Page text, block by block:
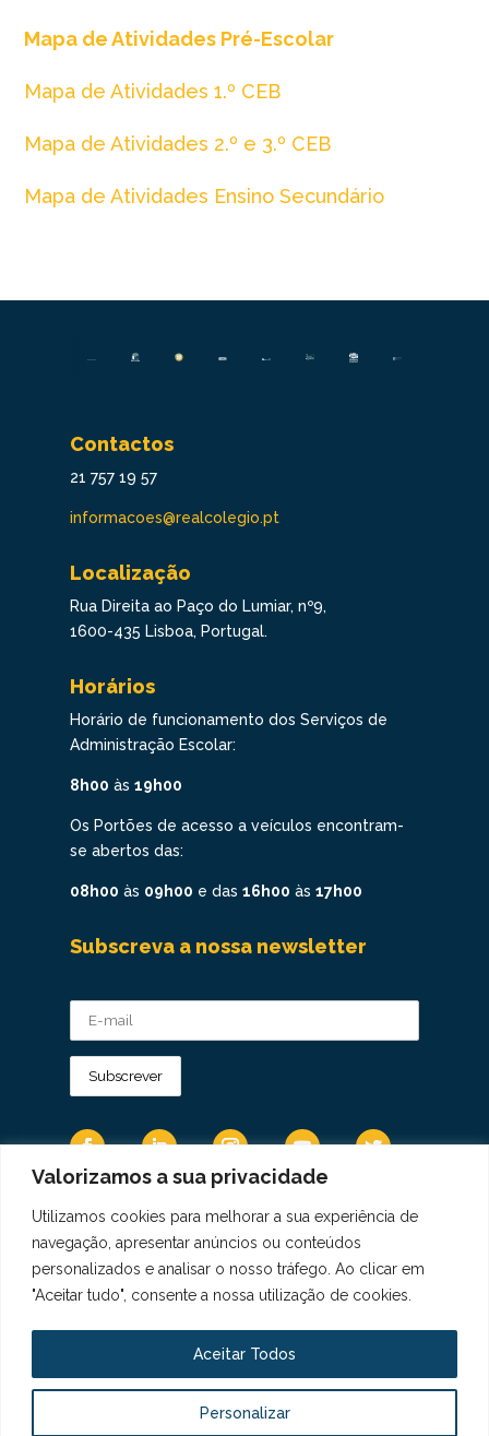
Valorizamos a sua privacidade
Utilizamos cookies para melhorar a sua experiência de
navegação, apresentar anúncios ou conteúdos
personalizados e analisar o nosso tráfego. Ao clicar em
"Aceitar tudo", consente a nossa utilização de cookies.
Personalizar
Aceitar Todos
Mapa de Atividades Pré-Escolar
Mapa de Atividades 1.º CEB
Mapa de Atividades 2.º e 3.º CEB
Mapa de Atividades Ensino Secundário
Contactos
21 757 19 57
informacoes@realcolegio.pt
Localização
Rua Direita ao Paço do Lumiar, nº9,
1600-435 Lisboa, Portugal.
Horários
Horário de funcionamento dos Serviços de
Administração Escolar:
8h00 às 19h00
Os Portões de acesso a veículos encontram-
se abertos das:
08h00 às 09h00 e das 16h00 às 17h00
Subscreva a nossa newsletter
Os Dados Pessoais são tratados de acordo
com a Diretiva 95/46/CE do Regulamento
Geral sobre a Proteção de Dados.
Copyright © 2021 Real Colégio de Portugal.
Todos os direitos revervados. Conheça a nossa
Política de Privacidadeaqui
Livro de Elogios, Sugestões e Reclamações